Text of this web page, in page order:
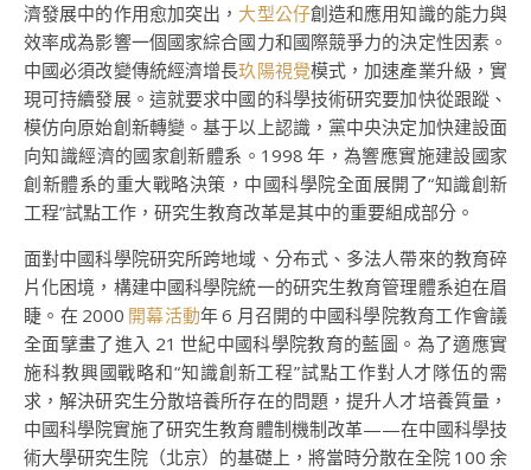
濟發展中的作用愈加突出， 大型公仔創造和應用知識的能力與
效率成為影響一個國家綜合國力和國際競爭力的決定性因素。
中國必須改變傳統經濟增長玖陽視覺模式，加速產業升級，實
現可持續發展。這就要求中國的科學技術研究要加快從跟蹤、
模仿向原始創新轉變。基于以上認識，黨中央決定加快建設面
向知識經濟的國家創新體系。1998 年，為響應實施建設國家
創新體系的重大戰略決策，中國科學院全面展開了“知識創新
工程”試點工作，研究生教育改革是其中的重要組成部分。
面對中國科學院研究所跨地域、分布式、多法人帶來的教育碎
片化困境，構建中國科學院統一的研究生教育管理體系迫在眉
睫。在 2000 開幕活動年 6 月召開的中國科學院教育工作會議
全面擘畫了進入 21 世紀中國科學院教育的藍圖。為了適應實
施科教興國戰略和“知識創新工程”試點工作對人才隊伍的需
求，解決研究生分散培養所存在的問題，提升人才培養質量，
中國科學院實施了研究生教育體制機制改革——在中國科學技
術大學研究生院（北京）的基礎上，將當時分散在全院 100 余